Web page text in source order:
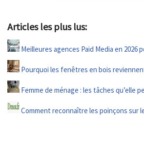
Articles les plus lus:
Meilleures agences Paid Media en 2026
Pourquoi les fenêtres en bois
Femme de ménage : les tâches qu’elle
Comment reconnaître les poinçons sur